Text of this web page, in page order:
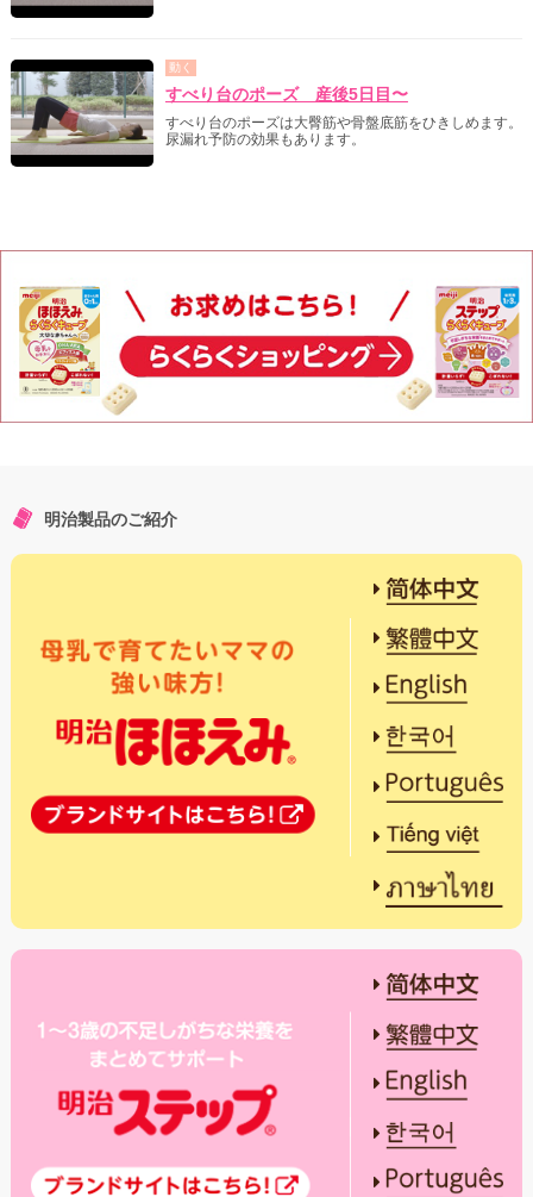
動く
すべり台のポーズ 産後5日目〜
すべり台のポーズは大臀筋や骨盤底筋をひきしめます。
尿漏れ予防の効果もあります。
明治製品のご紹介